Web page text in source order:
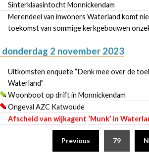
Sinterklaasintocht Monnickendam
Merendeel van inwoners Waterland komt
toekomst van sommige kerkgebouwen
donderdag 2 november 2023
Uitkomsten enquete “Denk mee over de
Waterland”
Woonboot op drift in Monnickendam
Ongeval AZC Katwoude
Afscheid van wijkagent ‘Munk’ in
Previous 79